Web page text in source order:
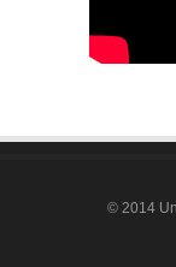
© 2014